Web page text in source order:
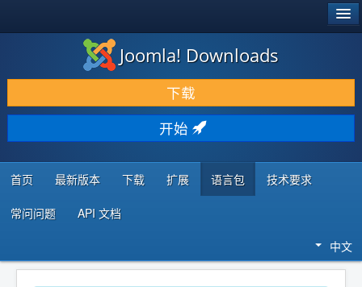
下载 & 扩展
发现 & 学习
社区 & 支持
开发者资源
Joomla! Downloads
下载
开始
首页 最新版本 下载 扩展 语言包 技术要求
常问问题 API 文档
中文